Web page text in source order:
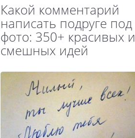
Какой комментарий
написать подруге под
фото: 350+ красивых и
смешных идей